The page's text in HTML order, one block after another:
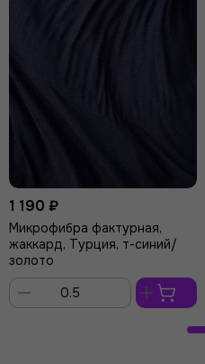
1 190 ₽
Микрофибра фактурная,
жаккард, Турция, т-синий/
золото
корзину